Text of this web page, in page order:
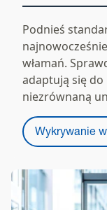
Podnieś
włamań.
adaptują się
niezrównaną
Wykrywanie